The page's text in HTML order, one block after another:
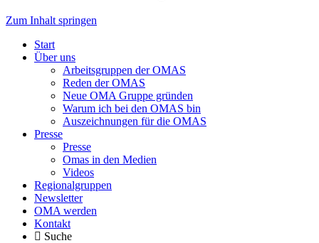
Zum Inhalt springen
Start
Über uns
Arbeitsgruppen der OMAS
Reden der OMAS
Neue OMA Gruppe gründen
Warum ich bei den OMAS bin
Auszeichnungen für die OMAS
Presse
Presse
Omas in den Medien
Videos
Regionalgruppen
Newsletter
OMA werden
Kontakt
Suche